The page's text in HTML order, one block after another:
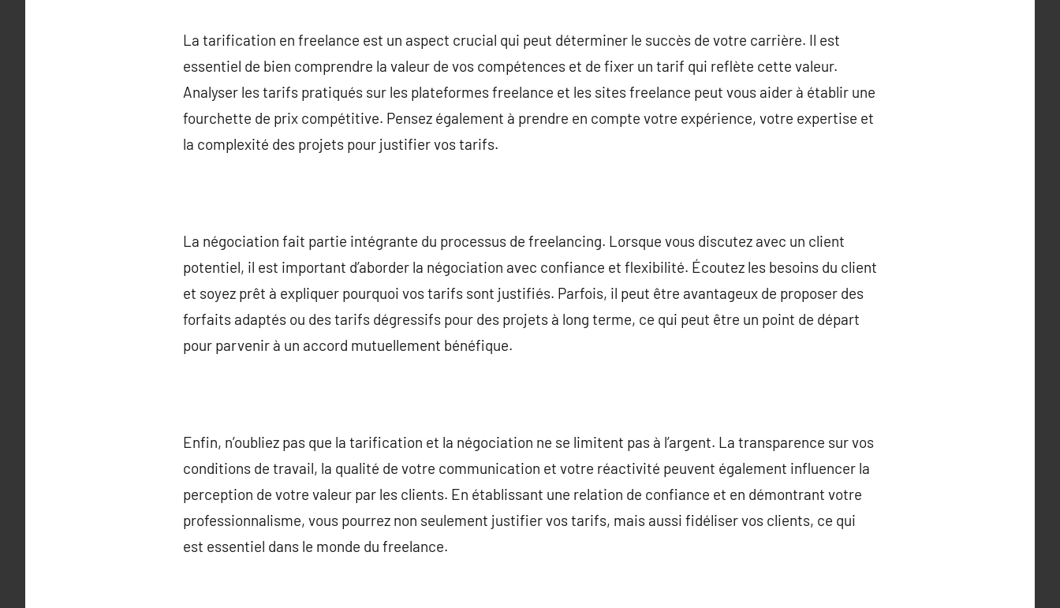
La tarification en freelance est un aspect crucial qui peut déterminer le succès de votre carrière. Il est
essentiel de bien comprendre la valeur de vos compétences et de fixer un tarif qui reflète cette valeur.
Analyser les tarifs pratiqués sur les plateformes freelance et les sites freelance peut vous aider à établir une
fourchette de prix compétitive. Pensez également à prendre en compte votre expérience, votre expertise et
la complexité des projets pour justifier vos tarifs.
La négociation fait partie intégrante du processus de freelancing. Lorsque vous discutez avec un client
potentiel, il est important d’aborder la négociation avec confiance et flexibilité. Écoutez les besoins du client
et soyez prêt à expliquer pourquoi vos tarifs sont justifiés. Parfois, il peut être avantageux de proposer des
forfaits adaptés ou des tarifs dégressifs pour des projets à long terme, ce qui peut être un point de départ
pour parvenir à un accord mutuellement bénéfique.
Enfin, n’oubliez pas que la tarification et la négociation ne se limitent pas à l’argent. La transparence sur vos
conditions de travail, la qualité de votre communication et votre réactivité peuvent également influencer la
perception de votre valeur par les clients. En établissant une relation de confiance et en démontrant votre
professionnalisme, vous pourrez non seulement justifier vos tarifs, mais aussi fidéliser vos clients, ce qui
est essentiel dans le monde du freelance.